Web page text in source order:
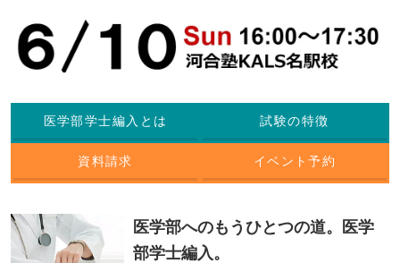
医学部学士編入とは 試験の特徴
資料請求 イベント予約
医学部へのもうひとつの道。医学
部学士編入。